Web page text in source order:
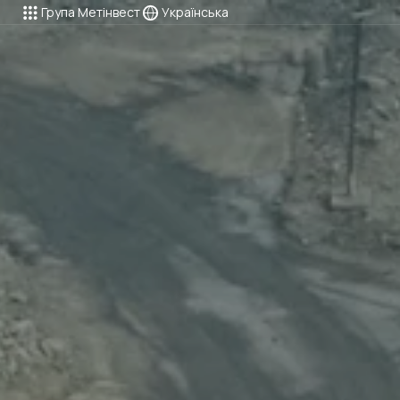
Група Метінвест Українська